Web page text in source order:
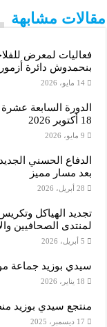
مقالات مشابهة
فعاليات لمعرض
بنحمدوش دائرة أزمور
14 مايو، 2026
18 أكتوبر 2026
9 مايو، 2026
الدفاع الحسني
بعد مسار مميز
28 أبريل، 2026
تجديد الهياكل
لمنتدى الصحافيين
5 أبريل، 2026
سيدي بوزيد جماعة
18 يناير، 2026
منتجع سيدي بوزيد
17 ديسمبر، 2025